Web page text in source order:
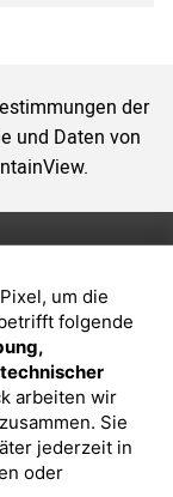
der
und Daten von
ETFs?
Fonds?
um die
folgende
arbeiten wir
Sie
jederzeit in
oder